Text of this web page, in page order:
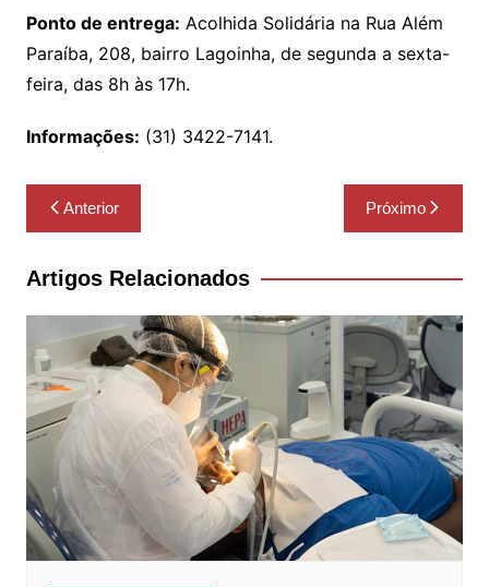
Ponto de entrega: Acolhida Solidária na Rua Além
Paraíba, 208, bairro Lagoinha, de segunda a sexta-
feira, das 8h às 17h.
Informações: (31) 3422-7141.
Navegação
de
Post
Anterior Próximo
Artigos Relacionados